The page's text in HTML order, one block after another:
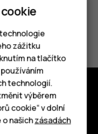
zážitku
na tlačítko
technologií.
výběrem
cookie“ v dolní
našichzásadách